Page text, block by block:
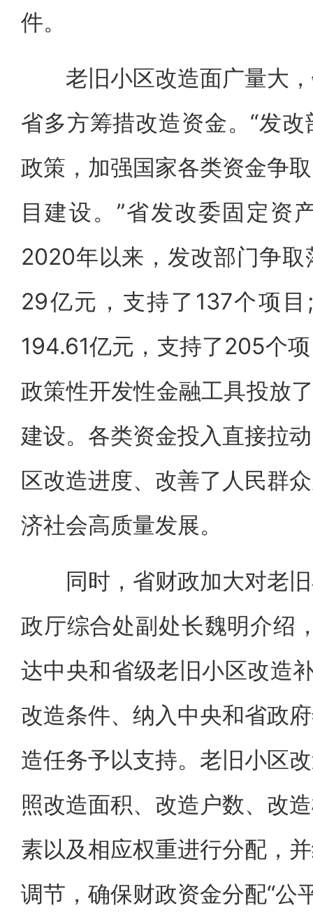
件。
老旧小区改造面广量大，
省多方筹措改造资金。“发
政策，加强国家各类资金争
目建设。”省发改委固定资
2020年以来，发改部门争
29亿元，支持了137个项
194.61亿元，支持了205个
政策性开发性金融工具投放
建设。各类资金投入直接拉
区改造进度、改善了人民群
济社会高质量发展。
同时，省财政加大对老旧
政厅综合处副处长魏明介绍
达中央和省级老旧小区改造
改造条件、纳入中央和省政
造任务予以支持。老旧小区
照改造面积、改造户数、改
素以及相应权重进行分配，
调节，确保财政资金分配“公